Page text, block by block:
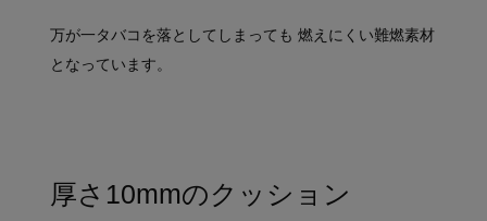
万が一タバコを落としてしまっても 燃えにくい難燃素材
となっています。
厚さ10mmのクッション